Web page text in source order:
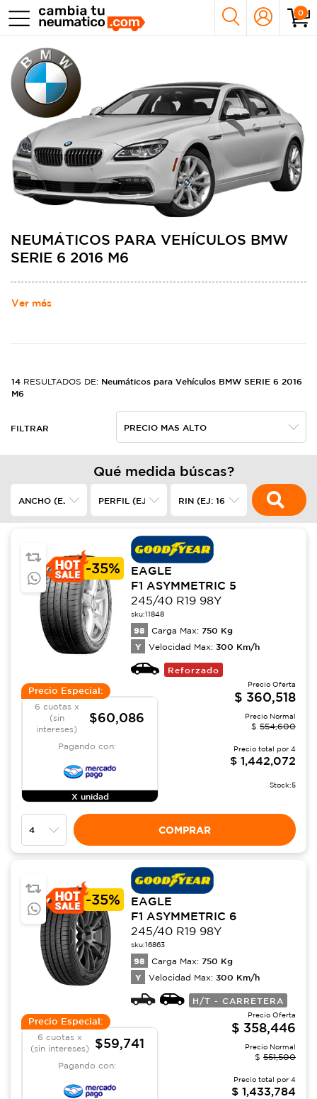
0
NEUMÁTICOS PARA VEHÍCULOS BMW
SERIE 6 2016 M6
Ver más
14 RESULTADOS DE: Neumáticos para Vehículos BMW SERIE 6 2016
M6
FILTRAR
Qué medida búscas?
-35%
EAGLE
F1 ASYMMETRIC 5
245/40 R19 98Y
sku:11848
98 Carga Max: 750 Kg
Y Velocidad Max: 300 Km/h
Reforzado
Precio Especial:
6 cuotas x
(sin
intereses)
$60,086
Pagando con:
X unidad
Precio Oferta
$ 360,518
Precio Normal
$ 554,600
Precio total por 4
$ 1,442,072
Stock:5
COMPRAR
-35%
EAGLE
F1 ASYMMETRIC 6
245/40 R19 98Y
sku:16863
98 Carga Max: 750 Kg
Y Velocidad Max: 300 Km/h
H/T - CARRETERA
Precio Especial:
6 cuotas x
(sin intereses)
$59,741
Pagando con:
Precio Oferta
$ 358,446
Precio Normal
$ 551,500
Precio total por 4
$ 1,433,784